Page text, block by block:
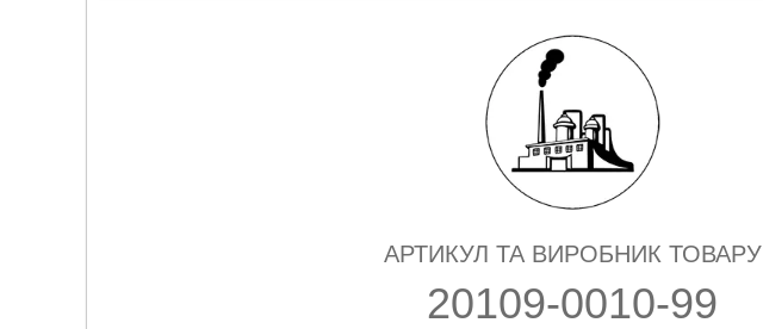
АРТИКУЛ ТА ВИРОБНИК ТОВАРУ
20109-0010-99